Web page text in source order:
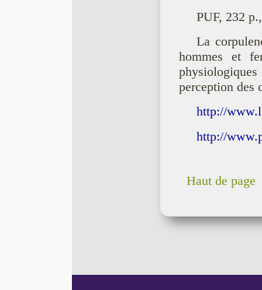
PUF, 232
La
hommes et
physiologiques
perception des
http://
http://
Haut de page